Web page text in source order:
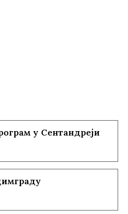
у Сентандреји